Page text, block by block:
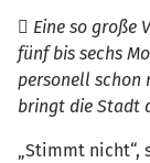
 Eine so große
fünf bis sechs
personell schon
bringt die Stadt
„Stimmt nicht“,